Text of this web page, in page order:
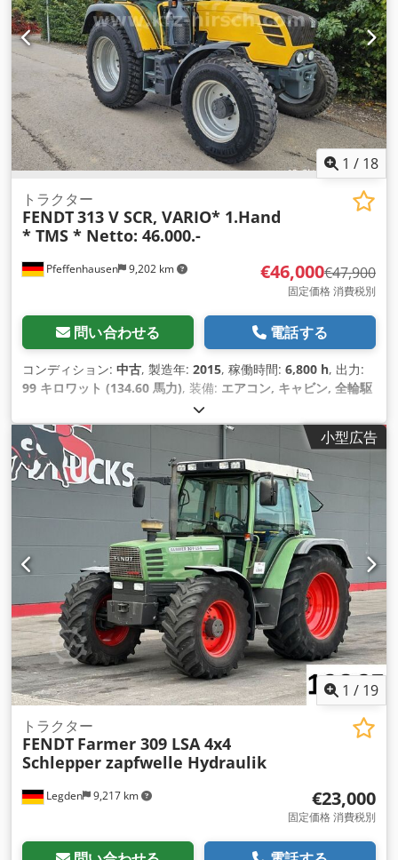
輪駆動, 車載コンピュータ,
1 / 18
Pfeffenhausen 9,202 km
トラクター
FENDT313 V SCR, VARIO* 1.Hand
* TMS * Netto: 46.000.-
€46,000€47,900
固定価格 消費税別
問い合わせる 電話する
コンディション: 中古, 製造年: 2015, 稼働時間: 6,800 h, 出力:
99 キロワット (134.60 馬力), 装備: エアコン, キャビン, 全輪駆
小型広告
1 / 19
Legden 9,217 km
トラクター
FENDT Farmer 309 LSA 4x4
Schlepper zapfwelle Hydraulik
€23,000
固定価格 消費税別